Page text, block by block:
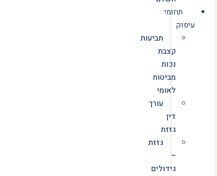
תחומי
עיסוק
תביעות
קצבת
נכות
מביטוח
לאומי
עורך
דין
גזזת
גזזת
–
גידולים